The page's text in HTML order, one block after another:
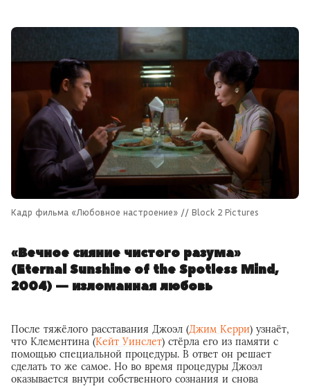
Кадр фильма «Любовное настроение» // Block 2 Pictures
«Вечное сияние чистого разума»
(Eternal Sunshine of the Spotless Mind,
2004) — изломанная любовь
После тяжёлого расставания Джоэл (Джим Керри) узнаёт,
что Клементина (Кейт Уинслет) стёрла его из памяти с
помощью специальной процедуры. В ответ он решает
сделать то же самое. Но во время процедуры Джоэл
оказывается внутри собственного сознания и снова